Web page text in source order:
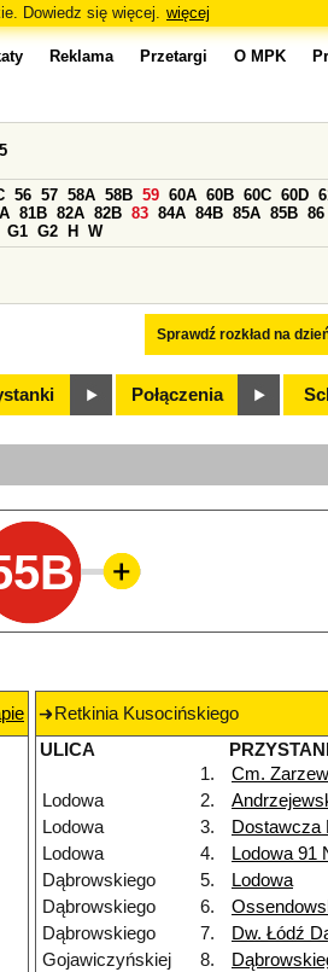
Dowiedz się więcej. więcej
Reklama Przetargi O MPK
Sprawdź rozkład na
56 57 58A 58B 59 60A 60B 60C 60D
81B 82A 82B 83 84A 84B 85A 85B 86
G1 G2 H W
Połączenia
Retkinia Kusocińskiego
ULICA
1.
Cm. Zarzew
Lodowa
2.
Lodowa
3. Dostawcza
Lodowa
4. Lodowa 91
Dąbrowskiego
5. Lodowa
Dąbrowskiego
6.
Dąbrowskiego
7. Dw. Łódź
Gojawiczyńskiej
8.